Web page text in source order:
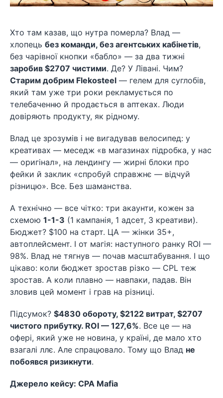
Хто там казав, що нутра померла? Влад —
хлопець без команди, без агентських кабінетів,
без чарівної кнопки «бабло» — за два тижні
заробив $2707 чистими. Де? У Лівані. Чим?
Старим добрим Flekosteel — гелем для суглобів,
який там уже три роки рекламується по
телебаченню й продається в аптеках. Люди
довіряють продукту, як рідному.
Влад це зрозумів і не вигадував велосипед: у
креативах — меседж «в магазинах підробка, у нас
— оригінал», на лендингу — жирні блоки про
фейки й заклик «спробуй справжнє — відчуй
різницю». Все. Без шаманства.
А технічно — все чітко: три акаунти, кожен за
схемою 1-1-3 (1 кампанія, 1 адсет, 3 креативи).
Бюджет? $100 на старт. ЦА — жінки 35+,
автоплейсмент. І от магія: наступного ранку ROI —
98%. Влад не тягнув — почав масштабування. І що
цікаво: коли бюджет зростав різко — CPL теж
зростав. А коли плавно — навпаки, падав. Він
зловив цей момент і грав на різниці.
Підсумок? $4830 обороту, $2122 витрат, $2707
чистого прибутку. ROI — 127,6%. Все це — на
офері, який уже не новина, у країні, де мало хто
взагалі ллє. Але спрацювало. Тому що Влад не
побоявся ризикнути.
Джерело кейсу: CPA Mafia